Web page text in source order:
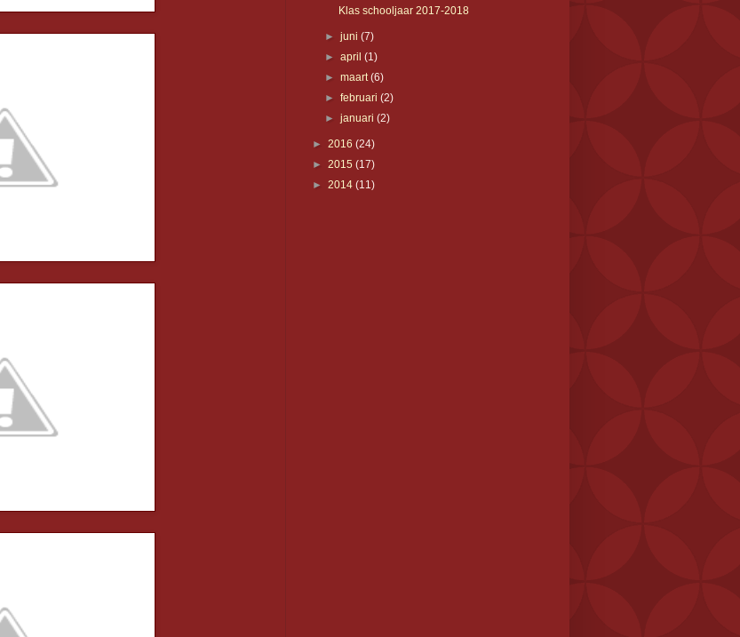
Klas schooljaar 2017-2018
►juni(7)
►april(1)
►maart(6)
►februari(2)
►januari(2)
► 2016 (24)
► 2015 (17)
► 2014 (11)